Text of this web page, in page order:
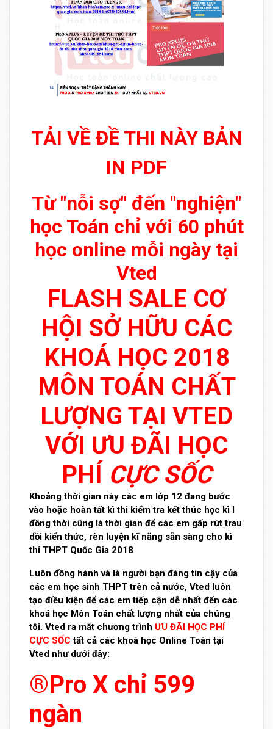
TẢI VỀ ĐỀ THI NÀY BẢN
IN PDF
Từ "nỗi sợ" đến "nghiện"
học Toán chỉ với 60 phút
học online mỗi ngày tại
Vted
FLASH SALE CƠ
HỘI SỞ HỮU CÁC
KHOÁ HỌC 2018
MÔN TOÁN CHẤT
LƯỢNG TẠI VTED
VỚI ƯU ĐÃI HỌC
PHÍ CỰC SỐC
Khoảng thời gian này các em lớp 12 đang bước
vào hoặc hoàn tất kì thi kiểm tra kết thúc học kì I
đồng thời cũng là thời gian để các em gấp rút trau
dồi kiến thức, rèn luyện kĩ năng sẵn sàng cho kì
thi THPT Quốc Gia 2018
Luôn đồng hành và là người bạn đáng tin cậy của
các em học sinh THPT trên cả nước, Vted luôn
tạo điều kiện để các em tiếp cận dễ nhất đến các
khoá học Môn Toán chất lượng nhất của chúng
tôi. Vted ra mắt chương trình ƯU ĐÃI HỌC PHÍ
CỰC SỐC tất cả các khoá học Online Toán tại
Vted như dưới đây:
®Pro X chỉ 599
ngàn